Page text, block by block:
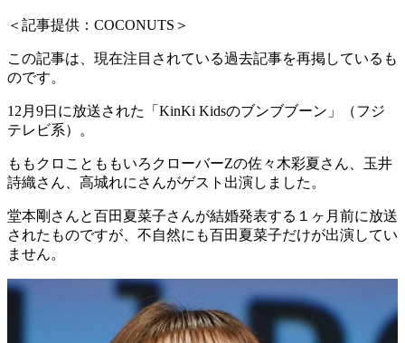
＜記事提供：COCONUTS＞
この記事は、現在注目されている過去記事を再掲しているも
のです。
12月9日に放送された「KinKi Kidsのブンブブーン」（フジ
テレビ系）。
ももクロことももいろクローバーZの佐々木彩夏さん、玉井
詩織さん、高城れにさんがゲスト出演しました。
堂本剛さんと百田夏菜子さんが結婚発表する１ヶ月前に放送
されたものですが、不自然にも百田夏菜子だけが出演してい
ません。